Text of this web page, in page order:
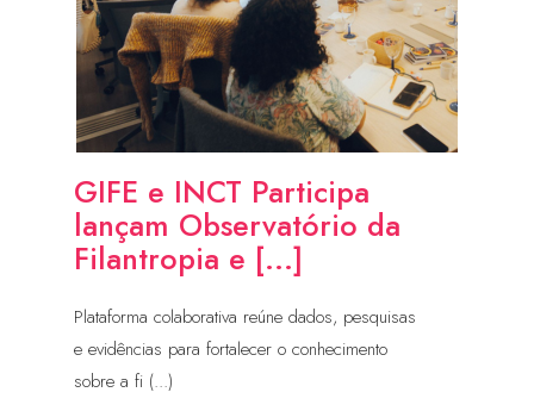
GIFE e INCT Participa
lançam Observatório da
Filantropia e [...]
Plataforma colaborativa reúne dados, pesquisas
e evidências para fortalecer o conhecimento
sobre a fi (...)